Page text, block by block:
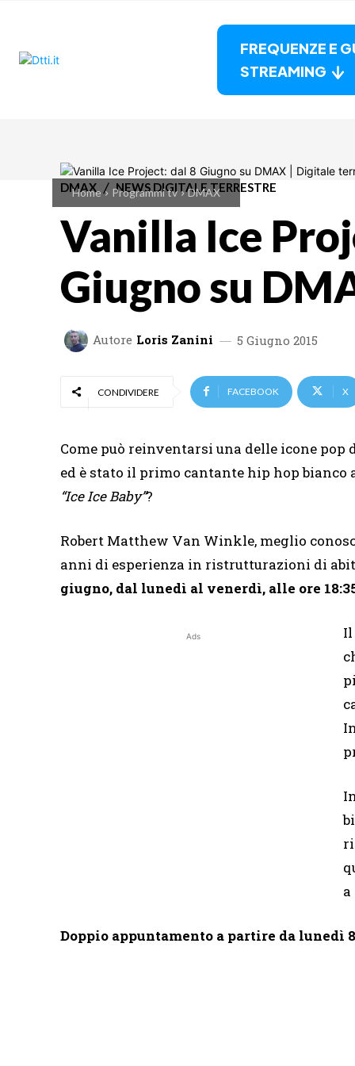
FREQUENZE E
STREAMING
Home Programmi tv DMAX
DMAX NEWS DIGITALE TERRESTRE
Vanilla Ice
Giugno su
Autore Loris Zanini 5 Giugno 2015
CONDIVIDERE FACEBOOK X
Come può reinventarsi una delle icone
ed è stato il primo cantante hip hop
“Ice Ice Baby”?
Robert Matthew Van Winkle, meglio
anni di esperienza in ristrutturazioni di
giugno, dal lunedì al venerdì, alle ore
Ads
Il
Doppio appuntamento a partire da lunedì